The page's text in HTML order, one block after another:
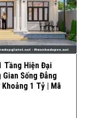
Tầng Hiện Đại
Sống Đẳng
1 Tỷ | Mã